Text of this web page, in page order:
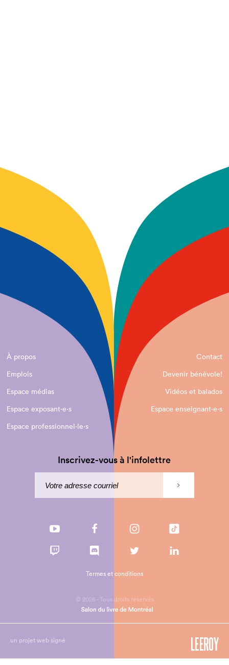
À propos
Contact
Emplois
Devenir bénévole!
Espace médias
Vidéos et balados
Espace exposant·e⋅s
Espace enseignant·e⋅s
Espace professionnel·le⋅s
Inscrivez-vous à l'infolettre
© 2026 - Tous droits réservés
Termes et conditions
un projet web signé